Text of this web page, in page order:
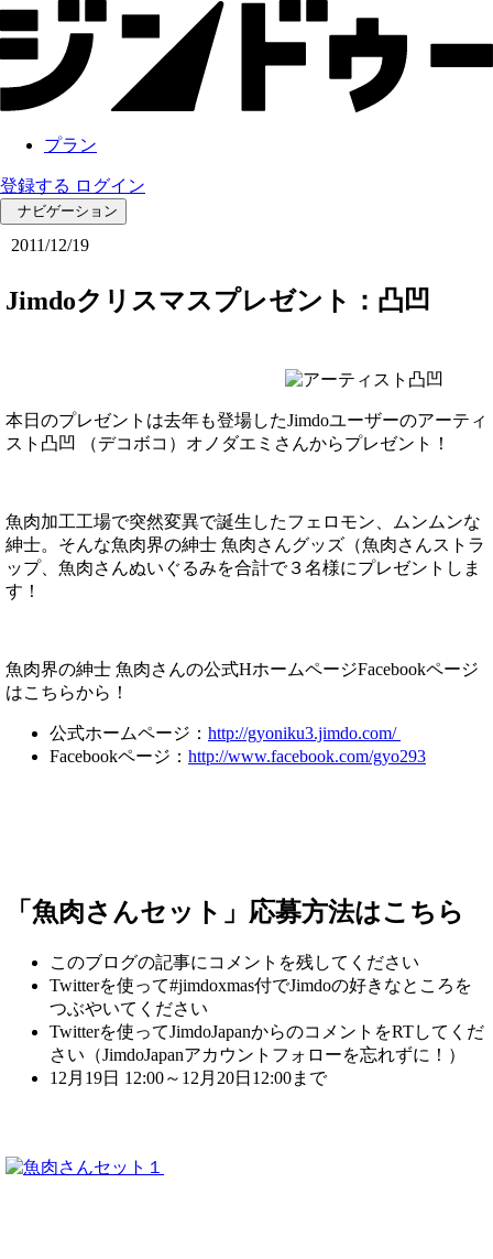
プラン
登録する ログイン
ナビゲーション
2011/12/19
Jimdoクリスマスプレゼント：凸凹
本日のプレゼントは去年も登場したJimdoユーザーのアーティ
スト凸凹 （デコボコ）オノダエミさんからプレゼント！
魚肉加工工場で突然変異で誕生したフェロモン、ムンムンな
紳士。そんな魚肉界の紳士 魚肉さんグッズ（魚肉さんストラ
ップ、魚肉さんぬいぐるみを合計で３名様にプレゼントしま
す！
魚肉界の紳士 魚肉さんの公式HホームページFacebookページ
はこちらから！
公式ホームページ： http://gyoniku3.jimdo.com/
Facebookページ： http://www.facebook.com/gyo293
「魚肉さんセット」応募方法はこちら
このブログの記事にコメントを残してください
Twitterを使って#jimdoxmas付でJimdoの好きなところを
つぶやいてください
Twitterを使ってJimdoJapanからのコメントをRTしてくだ
さい（JimdoJapanアカウントフォローを忘れずに！）
12月19日 12:00～12月20日12:00まで